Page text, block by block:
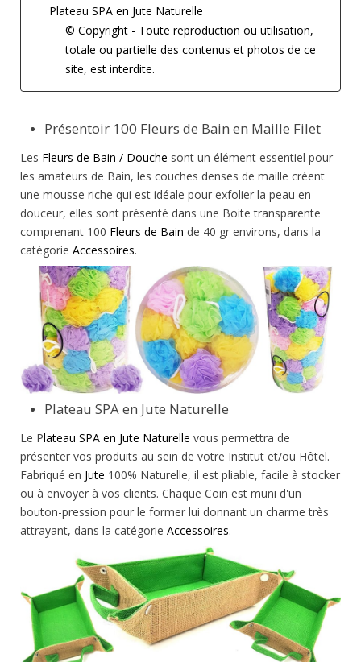
Plateau SPA en Jute Naturelle
© Copyright - Toute reproduction ou utilisation,
totale ou partielle des contenus et photos de ce
site, est interdite.
Présentoir 100 Fleurs de Bain en Maille Filet
Les Fleurs de Bain / Douche sont un élément essentiel pour
les amateurs de Bain, les couches denses de maille créent
une mousse riche qui est idéale pour exfolier la peau en
douceur, elles sont présenté dans une Boite transparente
comprenant 100 Fleurs de Bain de 40 gr environs, dans la
catégorie Accessoires.
Plateau SPA en Jute Naturelle
Le Plateau SPA en Jute Naturelle vous permettra de
présenter vos produits au sein de votre Institut et/ou Hôtel.
Fabriqué en Jute 100% Naturelle, il est pliable, facile à stocker
ou à envoyer à vos clients. Chaque Coin est muni d'un
bouton-pression pour le former lui donnant un charme très
attrayant, dans la catégorie Accessoires.